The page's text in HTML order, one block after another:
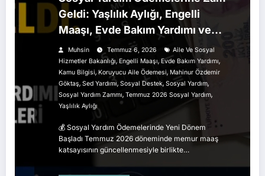
Geldi: Yaşlılık Aylığı, Engelli
Maaşı, Evde Bakım Yardımı ve
SED Destekleri Arttı
Muhsin Temmuz 6, 2026
Aile Ve Sosyal
Hizmetler Bakanlığı, Engelli Maaşı, Evde Bakım Yardımı,
Kamu Bilgisi, Koruyucu Aile Ödemesi, Mahinur Özdemir
Göktaş, Sed Yardımı, Sosyal Destek, Sosyal Yardım,
Sosyal Yardım Zammı, Temmuz 2026 Sosyal Yardım,
Yaşlılık Aylığı
💰 Sosyal Yardım Ödemelerinde Yeni Dönem
Başladı Temmuz 2026 döneminde memur maaş
katsayısının güncellenmesiyle birlikte…